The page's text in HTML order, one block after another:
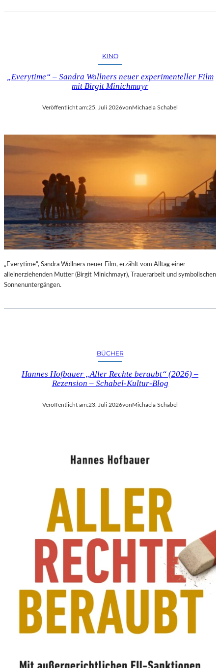
KINO
„Everytime“ – Sandra Wollners neuer experimenteller Film
mit Birgit Minichmayr
Veröffentlicht am:25. Juli 2026von Michaela Schabel
„Everytime“, Sandra Wollners neuer Film, erzählt vom Alltag einer
alleinerziehenden Mutter (Birgit Minichmayr), Trauerarbeit und symbolischen
Sonnenuntergängen.
BÜCHER
Hannes Hofbauer „Aller Rechte beraubt“ (2026) –
Rezension – Schabel-Kultur-Blog
Veröffentlicht am:23. Juli 2026vonMichaela Schabel